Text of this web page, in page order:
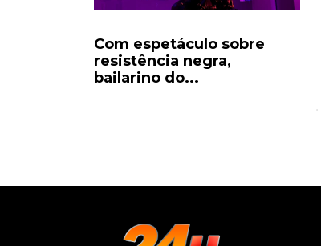
Com espetáculo sobre
resistência negra,
bailarino do...